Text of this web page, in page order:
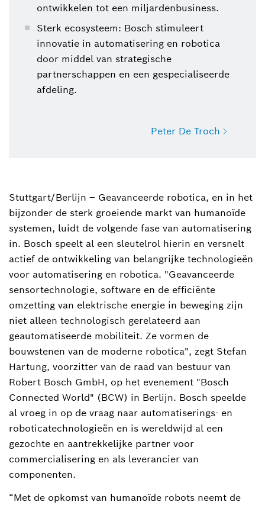
ontwikkelen tot een miljardenbusiness.
Sterk ecosysteem: Bosch stimuleert
innovatie in automatisering en robotica
door middel van strategische
partnerschappen en een gespecialiseerde
afdeling.
Peter De Troch
+32 2 525 53 46
Stuttgart/Berlijn – Geavanceerde robotica, en in het
bijzonder de sterk groeiende markt van humanoïde
systemen, luidt de volgende fase van automatisering
in. Bosch speelt al een sleutelrol hierin en versnelt
actief de ontwikkeling van belangrijke technologieën
voor automatisering en robotica. "Geavanceerde
sensortechnologie, software en de efficiënte
omzetting van elektrische energie in beweging zijn
niet alleen technologisch gerelateerd aan
geautomatiseerde mobiliteit. Ze vormen de
bouwstenen van de moderne robotica", zegt Stefan
Hartung, voorzitter van de raad van bestuur van
Robert Bosch GmbH, op het evenement "Bosch
Connected World" (BCW) in Berlijn. Bosch speelde
al vroeg in op de vraag naar automatiserings- en
roboticatechnologieën en is wereldwijd al een
gezochte en aantrekkelijke partner voor
commercialisering en als leverancier van
componenten.
“Met de opkomst van humanoïde robots neemt de